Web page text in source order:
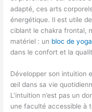
adapté, ces arts
énergétique. Il est utile
ciblant le chakra frontal,
matériel : un bloc de yoga
dans le confort et la
Développer son intuition
œil dans sa vie
L’intuition n’est pas un
une faculté accessible à